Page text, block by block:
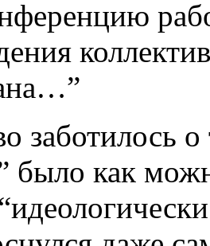
заботилось
было как